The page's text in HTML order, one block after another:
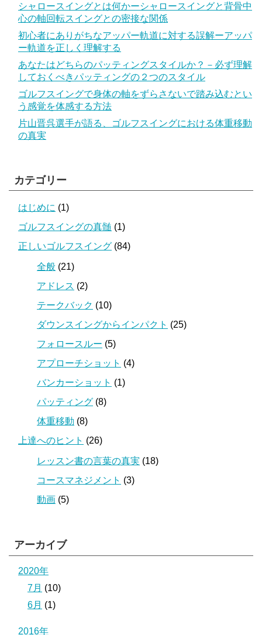
シャロースイングとは何かーシャロースイングと背骨中
心の軸回転スイングとの密接な関係
初心者にありがちなアッパー軌道に対する誤解ーアッパ
ー軌道を正しく理解する
あなたはどちらのパッティングスタイルか？－必ず理解
しておくべきパッティングの２つのスタイル
ゴルフスイングで身体の軸をずらさないで踏み込むとい
う感覚を体感する方法
片山晋呉選手が語る、ゴルフスイングにおける体重移動
の真実
カテゴリー
はじめに (1)
ゴルフスイングの真髄 (1)
正しいゴルフスイング (84)
全般 (21)
アドレス (2)
テークバック (10)
ダウンスイングからインパクト (25)
フォロースルー (5)
アプローチショット (4)
バンカーショット (1)
パッティング (8)
体重移動 (8)
上達へのヒント (26)
レッスン書の言葉の真実 (18)
コースマネジメント (3)
動画 (5)
アーカイブ
2020年
7月 (10)
6月 (1)
2016年